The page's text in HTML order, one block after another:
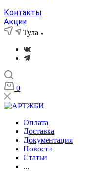
Контакты
Акции
Тула
0
Оплата
Доставка
Документация
Новости
Статьи
...